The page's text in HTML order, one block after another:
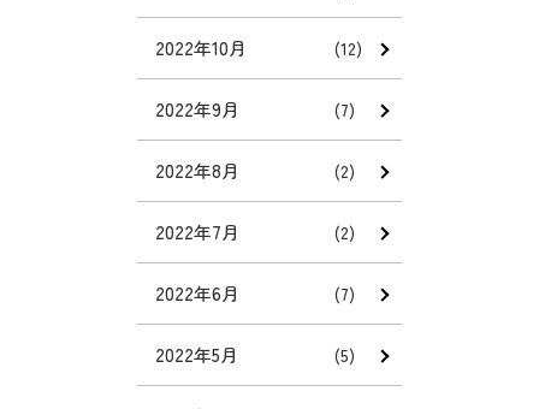
2022年10月 (12)
2022年9月 (7)
2022年8月 (2)
2022年7月 (2)
2022年6月 (7)
2022年5月 (5)